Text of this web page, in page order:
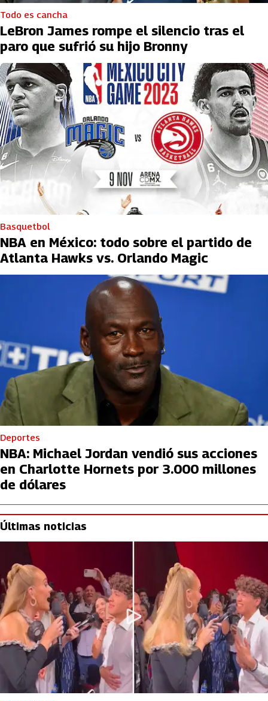
Todo es cancha
LeBron James rompe el silencio tras el
paro que sufrió su hijo Bronny
Basquetbol
NBA en México: todo sobre el partido de
Atlanta Hawks vs. Orlando Magic
Deportes
NBA: Michael Jordan vendió sus acciones
en Charlotte Hornets por 3.000 millones
de dólares
Últimas noticias